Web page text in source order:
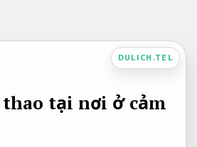
DULICH.TEL
tại nơi ở cảm